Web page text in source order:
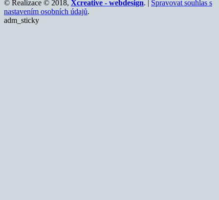
© Realizace © 2018, Xcreative - webdesign. | Spravovat souhlas s
nastavením osobních údajů.
adm_sticky